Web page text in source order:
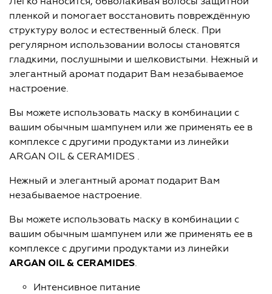
пленкой и помогает восстановить повреждённую
структуру волос и естественный блеск. При
регулярном использовании волосы становятся
гладкими, послушными и шелковистыми. Нежный и
элегантный аромат подарит Вам незабываемое
настроение.
Вы можете использовать маску в комбинации с
вашим обычным шампунем или же применять ее в
комплексе с другими продуктами из линейки
АRGAN OIL & CERAMIDES .
Нежный и элегантный аромат подарит Вам
незабываемое настроение.
Вы можете использовать маску в комбинации с
вашим обычным шампунем или же применять ее в
комплексе с другими продуктами из линейки
АRGAN OIL& CERAMIDES.
Интенсивное питание